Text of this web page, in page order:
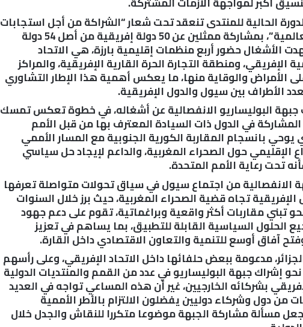
الحالية للمنتدى تنعقد تحت شعار “الشراكة من أجل استجابات
مشتركة للتحديات العالمية”، بمشاركة ممثلين عن 50 دولة إفريقية من أصل 54 دولة
الأشغال حضور أربع منظمات إقليمية بارزة، هي الاتحاد
الإفريقي، ومنطقة التجارة الحرة القارية الإفريقية، والمراكز
الأمراض والوقاية منها، ما يعكس أهمية هذا الإطار التشاوري
الأطراف بين سيول والدول الإفريقية.
البوليساريو الانفصالية عن أشغاله، في خطوة تعكس تمسك
المشاركة في الدول ذات السيادة المعترف بها من قبل الأمم
يوحي بانسجام المقاربة الكورية الجنوبية مع المسار الأممي
الإقليمي حول الصحراء المغربية، والداعم لإيجاد حل سياسي
تحت رعاية الأمم المتحدة.
الانفصالية من اجتماع سيول في سياق تحولات متواصلة تعرفها
تجاه قضية الصحراء المغربية، حيث برز خلال السنوات
تبني مقاربات أكثر واقعية وبراغماتية، تقوم على دعم جهود
الحلول السياسية القابلة للتطبيق، بما يساهم في تعزيز
آفاق أوسع للتنمية والتعاون الاقتصادي داخل القارة.
مدعومة ببعض حلفائها داخل الاتحاد الإفريقي، وعلى رأسهم
إشراك جبهة البوليساريو في عدد من القمم والمنتديات الدولية
بشركائه الخارجيين، غير أن هذه المساعي تواجه في العديد
من دول وشركاء دوليين يفضلون الالتزام بالأطر الأممية
مسألة مشاركة الجبهة موضوعا متكررا للنقاش والجدل خلال